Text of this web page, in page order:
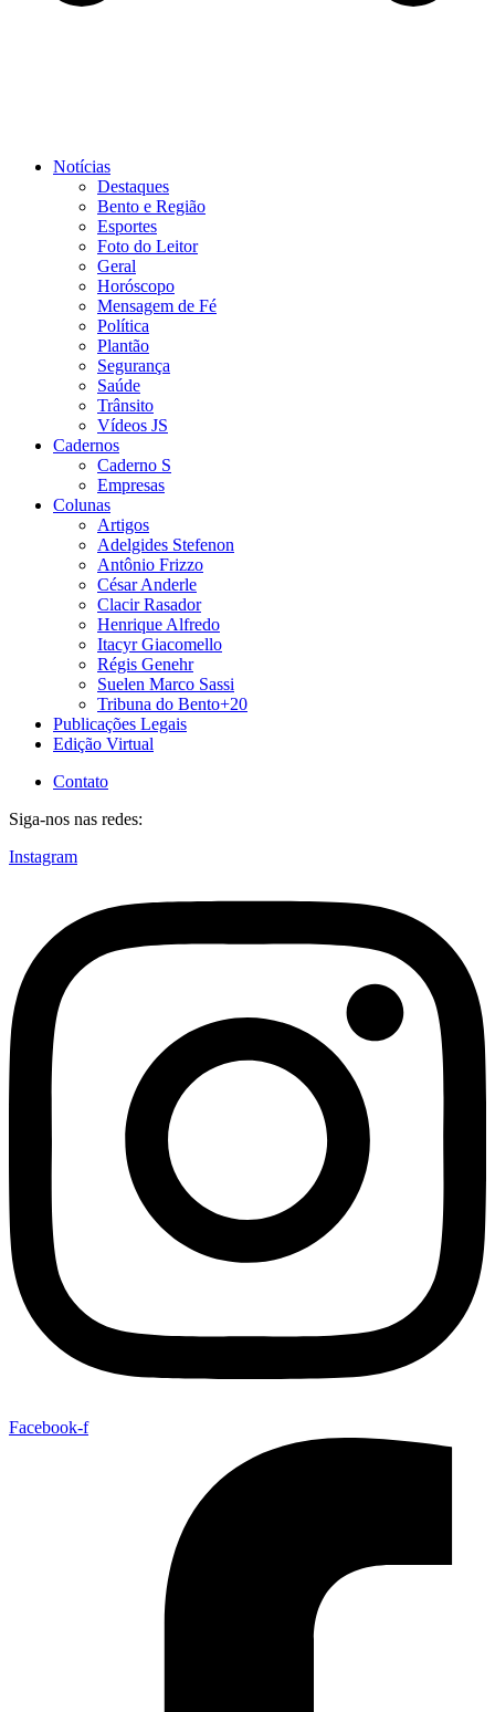
Notícias
Destaques
Bento e Região
Esportes
Foto do Leitor
Geral
Horóscopo
Mensagem de Fé
Política
Plantão
Segurança
Saúde
Trânsito
Vídeos JS
Cadernos
Caderno S
Empresas
Colunas
Artigos
Adelgides Stefenon
Antônio Frizzo
César Anderle
Clacir Rasador
Henrique Alfredo
Itacyr Giacomello
Régis Genehr
Suelen Marco Sassi
Tribuna do Bento+20
Publicações Legais
Edição Virtual
Contato
Siga-nos nas redes:
Instagram
Facebook-f